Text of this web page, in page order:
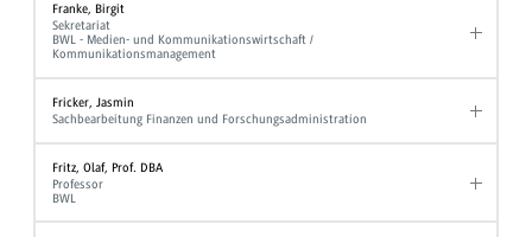
Franke, Birgit
Sekretariat
BWL - Medien- und Kommunikationswirtschaft /
Kommunikationsmanagement
Fricker, Jasmin
Sachbearbeitung Finanzen und Forschungsadministration
Fritz, Olaf, Prof. DBA
Professor
BWL